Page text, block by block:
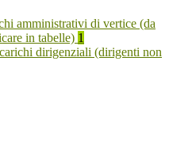
amministrativi di vertice (da
in tabelle) 1
dirigenziali (dirigenti non